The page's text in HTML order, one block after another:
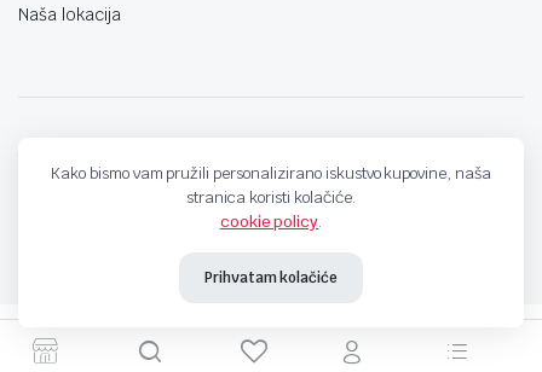
Naša lokacija
Kako bismo vam pružili personalizirano iskustvo kupovine, naša
stranica koristi kolačiće.
cookie policy.
Prihvatam kolačiće